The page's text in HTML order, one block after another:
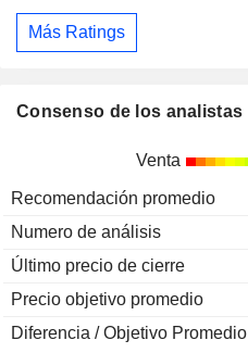
Más Ratings
Consenso de los analistas
Venta
Recomendación promedio
Numero de análisis
Último precio de cierre
Precio objetivo promedio
Diferencia / Objetivo Promedio